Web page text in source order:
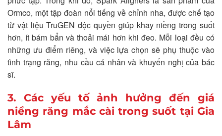
Ormco, một tập đoàn nổi tiếng về chỉnh nha, được chế tạo
từ vật liệu TruGEN độc quyền giúp khay niềng trong suốt
hơn, ít bám bẩn và thoải mái hơn khi đeo. Mỗi loại đều có
những ưu điểm riêng, và việc lựa chọn sẽ phụ thuộc vào
tình trạng răng, nhu cầu cá nhân và khuyến nghị của bác
sĩ.
3. Các yếu tố ảnh hưởng đến giá
niềng răng mắc cài trong suốt tại Gia
Lâm